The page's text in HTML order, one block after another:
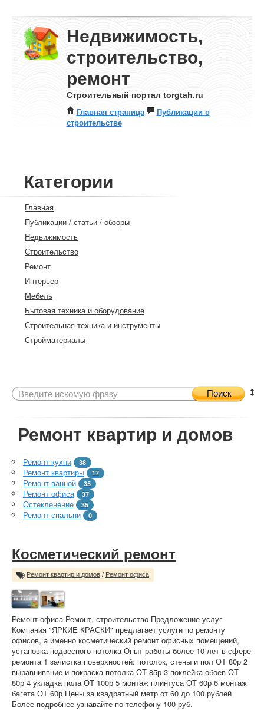
Недвижимость,
строительство,
ремонт
Строительный портал torgtah.ru
Главная страница
Публикации о
строительстве
Категории
Главная
Публикации / статьи / обзоры
Недвижимость
Строительство
Ремонт
Интерьер
Мебель
Бытовая техника и оборудование
Строительная техника и инструменты
Стройматериалы
Поиск
Ремонт квартир и домов
Ремонт кухни 38
Ремонт квартиры 17
Ремонт ванной 35
Ремонт офиса 37
Остекленение 35
Ремонт спальни 0
Косметический ремонт
Ремонт квартир и домов / Ремонт офиса
Ремонт офиса Ремонт, строительство Предложение услуг
Компания "ЯРКИЕ КРАСКИ" предлагает услуги по ремонту
офисов, а именно косметический ремонт офисных помещений,
установка подвесного потолка Опыт работы более 10 лет в сфере
ремонта 1 зачистка поверхностей: потолок, стены и пол ОТ 80р 2
выравниввние и покраска потолка ОТ 85р 3 поклейка обоев ОТ
80р 4 укладка пола ОТ 100р 5 монтаж плинтуса ОТ 60р 6 монтаж
багета ОТ 60р Цены за квадратный метр от 60 до 100 рублей
Более подробнее узнавайте по телефону 100 руб.